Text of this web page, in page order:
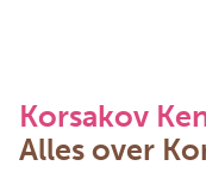
Korsakov
Alles over